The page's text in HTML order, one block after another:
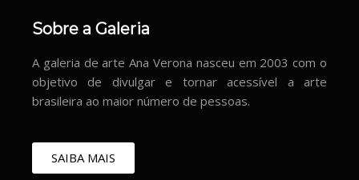
Sobre a Galeria
A galeria de arte Ana Verona nasceu em 2003 com o
objetivo de divulgar e tornar acessível a arte
brasileira ao maior número de pessoas.
SAIBA MAIS